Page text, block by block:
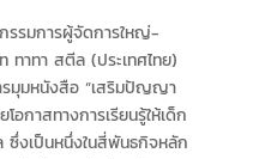
รรมการผู้จัดการใหญ่-
ทาทา สตีล (ประเทศไทย)
รมุมหนังสือ “เสริมปัญญา
อกาสทางการเรียนรู้ให้เด็ก
ซึ่งเป็นหนึ่งในสี่พันธกิจหลัก